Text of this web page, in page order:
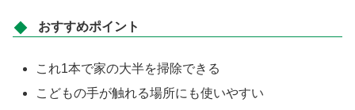
おすすめポイント
これ1本で家の大半を掃除できる
こどもの手が触れる場所にも使いやすい